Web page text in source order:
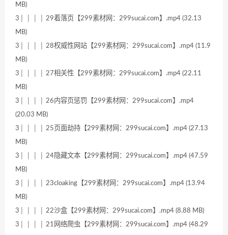
MB)
3│ │ │ │ 29着落页【299素材网：299sucai.com】.mp4 (32.13
MB)
3│ │ │ │ 28权威性网站【299素材网：299sucai.com】.mp4 (11.9
MB)
3│ │ │ │ 27相关性【299素材网：299sucai.com】.mp4 (22.11
MB)
3│ │ │ │ 26内容页惩罚【299素材网：299sucai.com】.mp4
(20.03 MB)
3│ │ │ │ 25页面劫持【299素材网：299sucai.com】.mp4 (27.13
MB)
3│ │ │ │ 24隐藏文本【299素材网：299sucai.com】.mp4 (47.59
MB)
3│ │ │ │ 23cloaking【299素材网：299sucai.com】.mp4 (13.94
MB)
3│ │ │ │ 22沙盒【299素材网：299sucai.com】.mp4 (8.88 MB)
3│ │ │ │ 21网络爬虫【299素材网：299sucai.com】.mp4 (48.29